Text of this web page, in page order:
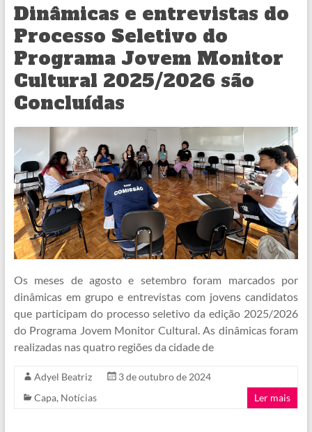
Dinâmicas e entrevistas do
Processo Seletivo do
Programa Jovem Monitor
Cultural 2025/2026 são
Concluídas
Os meses de agosto e setembro foram marcados por
dinâmicas em grupo e entrevistas com jovens candidatos
que participam do processo seletivo da edição 2025/2026
do Programa Jovem Monitor Cultural. As dinâmicas foram
realizadas nas quatro regiões da cidade de
Adyel Beatriz
3 de outubro de 2024
Capa, Notícias Ler mais